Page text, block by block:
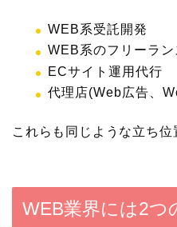
WEB系受託開発
WEB系のフリーラ
ECサイト運用代行
代理店(Web広告、
これらも同じような立ち位
WEB業界には2つ